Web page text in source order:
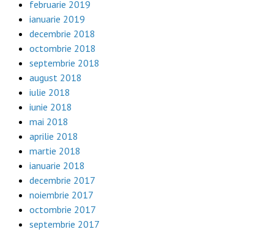
februarie 2019
ianuarie 2019
decembrie 2018
octombrie 2018
septembrie 2018
august 2018
iulie 2018
iunie 2018
mai 2018
aprilie 2018
martie 2018
ianuarie 2018
decembrie 2017
noiembrie 2017
octombrie 2017
septembrie 2017